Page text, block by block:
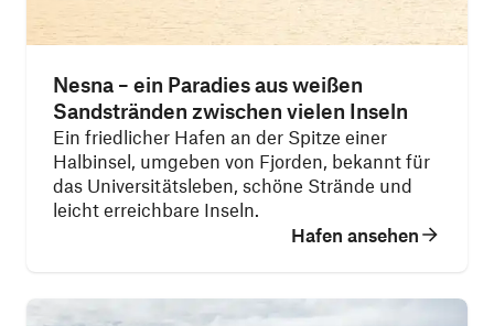
Nesna – ein Paradies aus weißen
Sandstränden zwischen vielen Inseln
Ein friedlicher Hafen an der Spitze einer
Halbinsel, umgeben von Fjorden, bekannt für
das Universitätsleben, schöne Strände und
leicht erreichbare Inseln.
Hafen ansehen